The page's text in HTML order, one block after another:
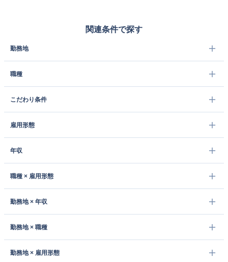
関連条件で探す
勤務地
職種
こだわり条件
雇用形態
年収
職種 × 雇用形態
勤務地 × 年収
勤務地 × 職種
勤務地 × 雇用形態